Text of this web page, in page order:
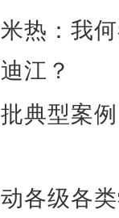
热：我
江？
典型案例
各级各